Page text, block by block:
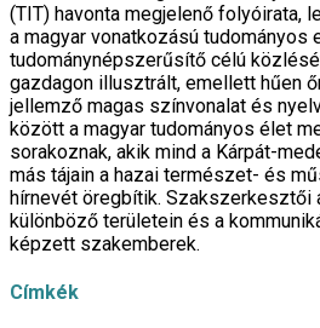
(TIT) havonta megjelenő folyóirata,
a magyar vonatkozású tudományos
tudománynépszerűsítő célú
gazdagon illusztrált, emellett hűen
jellemző magas színvonalat és
között a magyar tudományos élet
sorakoznak, akik mind a Kárpát-
más tájain a hazai természet- és
hírnevét öregbítik. Szakszerkesztői
különböző területein és a
képzett szakemberek.
Címkék